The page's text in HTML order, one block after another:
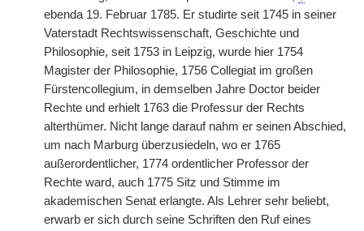
ebenda 19. Februar 1785. Er studirte seit 1745 in seiner
Vaterstadt Rechtswissenschaft, Geschichte und
Philosophie, seit 1753 in Leipzig, wurde hier 1754
Magister der Philosophie, 1756 Collegiat im großen
Fürstencollegium, in demselben Jahre Doctor beider
Rechte und erhielt 1763 die Professur der Rechts
alterthümer. Nicht lange darauf nahm er seinen Abschied,
um nach Marburg überzusiedeln, wo er 1765
außerordentlicher, 1774 ordentlicher Professor der
Rechte ward, auch 1775 Sitz und Stimme im
akademischen Senat erlangte. Als Lehrer sehr beliebt,
erwarb er sich durch seine Schriften den Ruf eines